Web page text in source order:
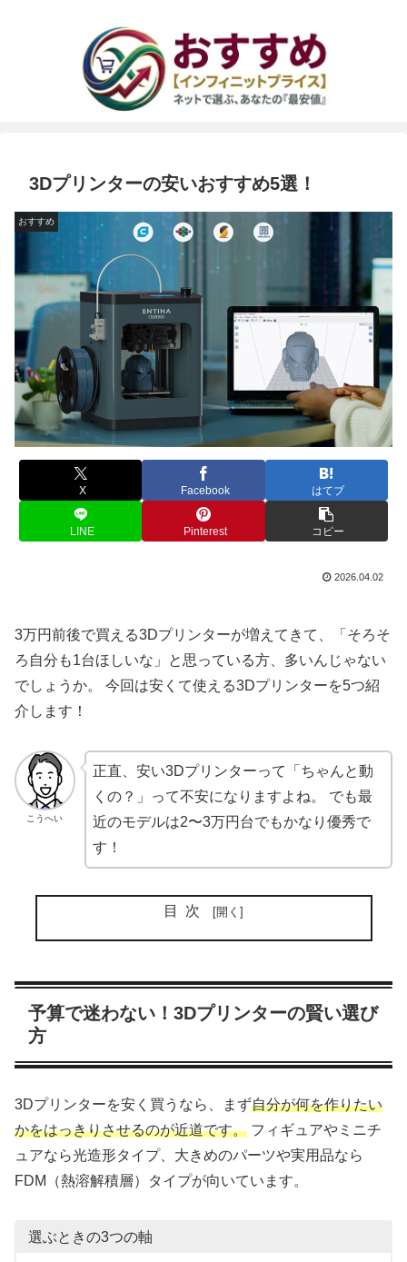
3Dプリンターの安いおすすめ5選！
おすすめ
X Facebook はてブ
LINE Pinterest コピー
2026.04.02
3万円前後で買える3Dプリンターが増えてきて、「そろそ
ろ自分も1台ほしいな」と思っている方、多いんじゃない
でしょうか。 今回は安くて使える3Dプリンターを5つ紹
介します！
こうへい
正直、安い3Dプリンターって「ちゃんと動
くの？」って不安になりますよね。 でも最
近のモデルは2〜3万円台でもかなり優秀で
す！
目次
予算で迷わない！3Dプリンターの賢い選び
方
3Dプリンターを安く買うなら、まず自分が何を作りたい
かをはっきりさせるのが近道です。 フィギュアやミニチ
ュアなら光造形タイプ、大きめのパーツや実用品なら
FDM（熱溶解積層）タイプが向いています。
選ぶときの3つの軸